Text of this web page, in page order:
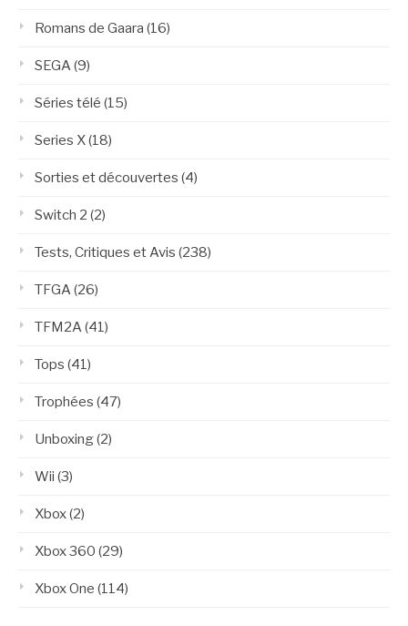
Romans de Gaara (16)
SEGA(9)
Séries télé (15)
Series X(18)
Sorties et découvertes (4)
Switch 2 (2)
Tests, Critiques et Avis (238)
TFGA(26)
TFM2A(41)
Tops (41)
Trophées (47)
Unboxing(2)
Wii (3)
Xbox(2)
Xbox 360 (29)
Xbox One (114)